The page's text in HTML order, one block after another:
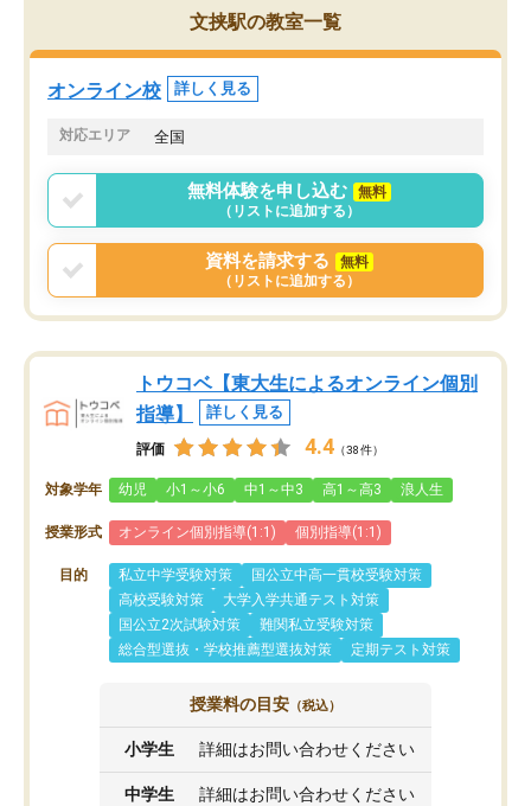
がら頑張って欲しいと思います！
文挟駅の教室一覧
オンライン校 詳しく見る
対応エリア 全国
無料体験を申し込む
無料
（リストに追加する）
資料を請求する
無料
（リストに追加する）
トウコベ【東大生によるオンライン個別
指導】
詳しく見る
評価 4.4 （38件）
対象学年 幼児 小1～小6 中1～中3 高1～高3 浪人生
授業形式 オンライン個別指導(1:1) 個別指導(1:1)
目的 私立中学受験対策
国公立中高一貫校受験対策
高校受験対策
大学入学共通テスト対策
国公立2次試験対策
難関私立受験対策
総合型選抜・学校推薦型選抜対策
定期テスト対策
授業料の目安 （税込）
小学生 詳細はお問い合わせください
中学生 詳細はお問い合わせください